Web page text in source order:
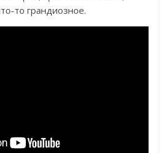
то грандиозное.